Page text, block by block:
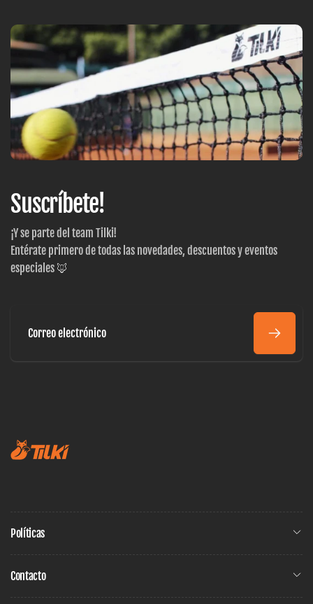
Suscríbete!
¡Y se parte del team Tilki!
Entérate primero de todas las novedades, descuentos y eventos
especiales 🦊
Políticas
Contacto